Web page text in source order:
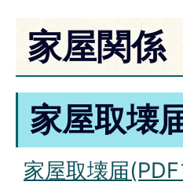
家屋関係
家屋取壊
家屋取壊届